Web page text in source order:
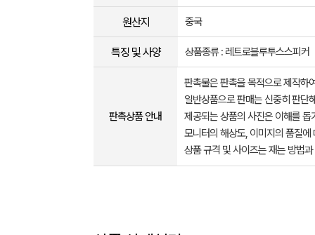
원산지 중국
특징 및 사양 상품종류 : 레트로블루투스스피커
판촉상품 안내
판촉물은 판촉을 목적으로 제작하
일반상품으로 판매는 신중히 판단
제공되는 상품의 사진은 이해를
모니터의 해상도, 이미지의 품질
상품 규격 및 사이즈는 재는 방법